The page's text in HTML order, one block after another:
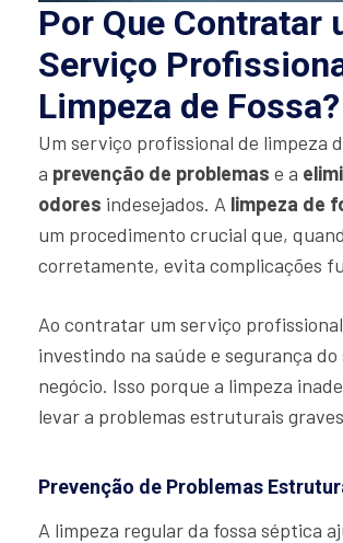
Por Que Contratar
Serviço
Limpeza de Fossa?
Um serviço profissional de limpeza
a prevenção de problemas e a
odores indesejados. A limpeza de
um procedimento crucial que,
corretamente, evita complicações
Ao contratar um serviço
investindo na saúde e segurança do
negócio. Isso porque a limpeza
levar a problemas estruturais
Prevenção de Problemas
A limpeza regular da fossa séptica